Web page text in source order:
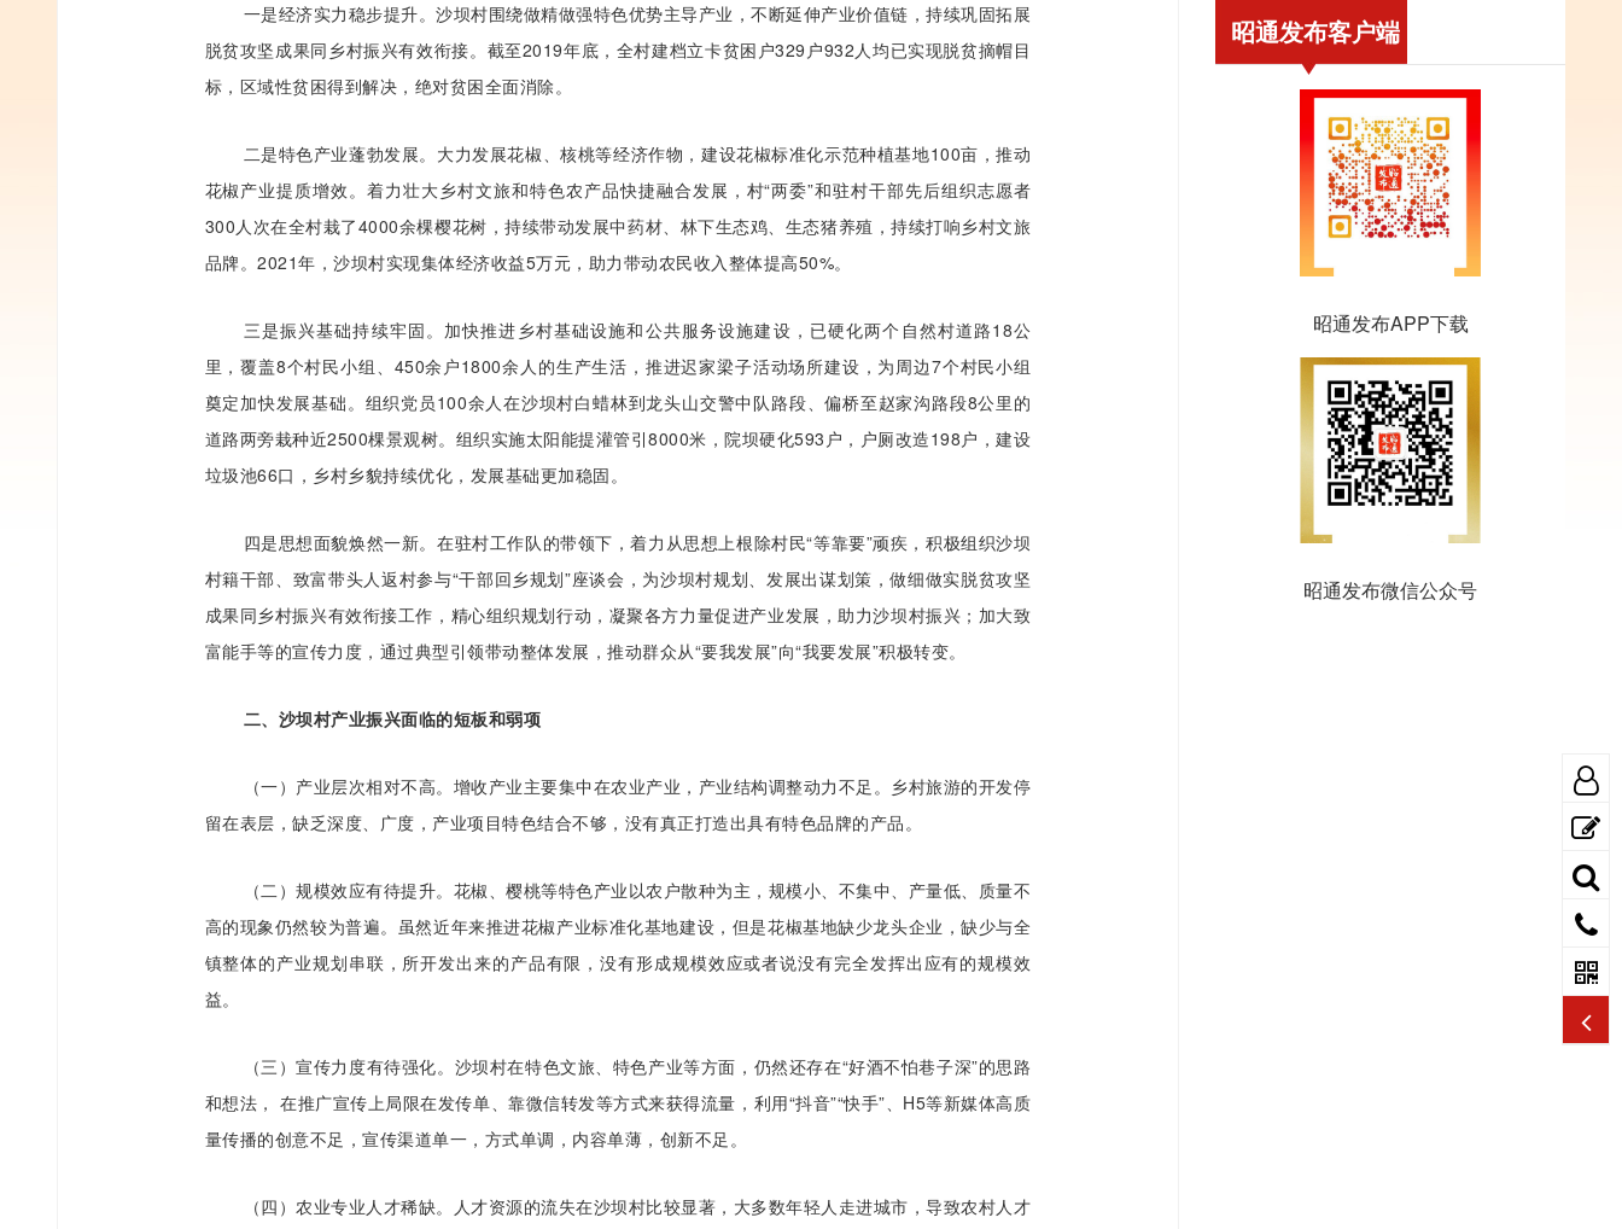
一是经济实力稳步提升。沙坝村围绕做精做强特色优势主导产业，不断延伸产业价值链，持续巩固拓展
脱贫攻坚成果同乡村振兴有效衔接。截至2019年底，全村建档立卡贫困户329户932人均已实现脱贫摘帽目
标，区域性贫困得到解决，绝对贫困全面消除。
二是特色产业蓬勃发展。大力发展花椒、核桃等经济作物，建设花椒标准化示范种植基地100亩，推动
花椒产业提质增效。着力壮大乡村文旅和特色农产品快捷融合发展，村“两委”和驻村干部先后组织志愿者
300人次在全村栽了4000余棵樱花树，持续带动发展中药材、林下生态鸡、生态猪养殖，持续打响乡村文旅
品牌。2021年，沙坝村实现集体经济收益5万元，助力带动农民收入整体提高50%。
三是振兴基础持续牢固。加快推进乡村基础设施和公共服务设施建设，已硬化两个自然村道路18公
里，覆盖8个村民小组、450余户1800余人的生产生活，推进迟家梁子活动场所建设，为周边7个村民小组
奠定加快发展基础。组织党员100余人在沙坝村白蜡林到龙头山交警中队路段、偏桥至赵家沟路段8公里的
道路两旁栽种近2500棵景观树。组织实施太阳能提灌管引8000米，院坝硬化593户，户厕改造198户，建设
垃圾池66口，乡村乡貌持续优化，发展基础更加稳固。
四是思想面貌焕然一新。在驻村工作队的带领下，着力从思想上根除村民“等靠要”顽疾，积极组织沙坝
村籍干部、致富带头人返村参与“干部回乡规划”座谈会，为沙坝村规划、发展出谋划策，做细做实脱贫攻坚
成果同乡村振兴有效衔接工作，精心组织规划行动，凝聚各方力量促进产业发展，助力沙坝村振兴；加大致
富能手等的宣传力度，通过典型引领带动整体发展，推动群众从“要我发展”向“我要发展”积极转变。
二、沙坝村产业振兴面临的短板和弱项
（一）产业层次相对不高。增收产业主要集中在农业产业，产业结构调整动力不足。乡村旅游的开发停
留在表层，缺乏深度、广度，产业项目特色结合不够，没有真正打造出具有特色品牌的产品。
（二）规模效应有待提升。花椒、樱桃等特色产业以农户散种为主，规模小、不集中、产量低、质量不
高的现象仍然较为普遍。虽然近年来推进花椒产业标准化基地建设，但是花椒基地缺少龙头企业，缺少与全
镇整体的产业规划串联，所开发出来的产品有限，没有形成规模效应或者说没有完全发挥出应有的规模效
益。
（三）宣传力度有待强化。沙坝村在特色文旅、特色产业等方面，仍然还存在“好酒不怕巷子深”的思路
和想法， 在推广宣传上局限在发传单、靠微信转发等方式来获得流量，利用“抖音”“快手”、H5等新媒体高质
量传播的创意不足，宣传渠道单一，方式单调，内容单薄，创新不足。
（四）农业专业人才稀缺。人才资源的流失在沙坝村比较显著，大多数年轻人走进城市，导致农村人才
昭通发布客户端
昭通发布APP下载
昭通发布微信公众号